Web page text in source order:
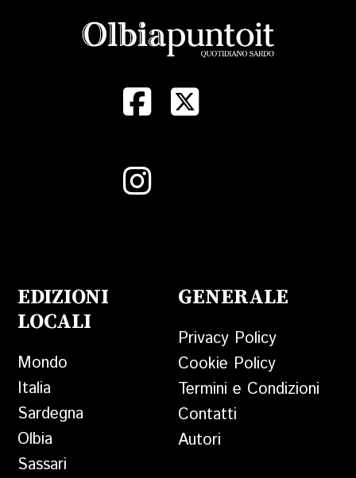
EDIZIONI
LOCALI
Mondo
Italia
Sardegna
Olbia
Sassari
GENERALE
Privacy Policy
Cookie Policy
Termini e Condizioni
Contatti
Autori